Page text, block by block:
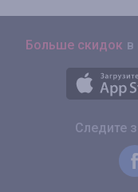
Больше скидок в
Следите